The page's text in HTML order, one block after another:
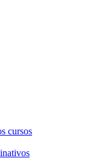
cursos